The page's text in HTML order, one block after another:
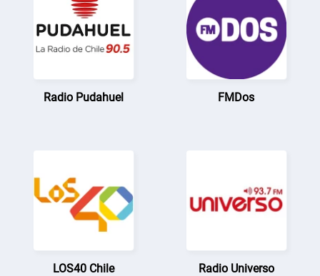
Radio Pudahuel FMDos
LOS40 Chile Radio Universo